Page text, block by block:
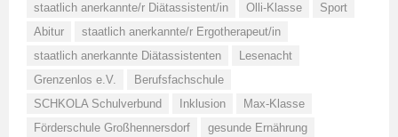
staatlich anerkannte/r Diätassistent/in
Olli-Klasse
Sport
Abitur
staatlich anerkannte/r Ergotherapeut/in
staatlich anerkannte Diätassistenten
Lesenacht
Grenzenlos e.V.
Berufsfachschule
SCHKOLA Schulverbund
Inklusion
Max-Klasse
Förderschule Großhennersdorf
gesunde Ernährung